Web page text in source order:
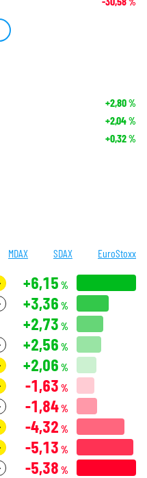
+2,80%
+2,04%
+0,32%
MDAX SDAX EuroStoxx
+6,15 %
+3,36 %
+2,73 %
+2,56 %
+2,06 %
-1,63 %
-1,84%
-4,32 %
-5,13 %
-5,38 %